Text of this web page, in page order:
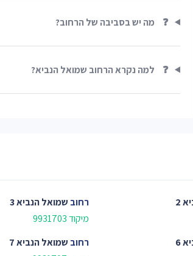
❓ מה יש בסביבה של הרחוב?
❓ למה נקרא הרחוב שמואל הנביא?
2
רחוב שמואל הנביא 3
מיקוד 9931703
6
רחוב שמואל הנביא 7